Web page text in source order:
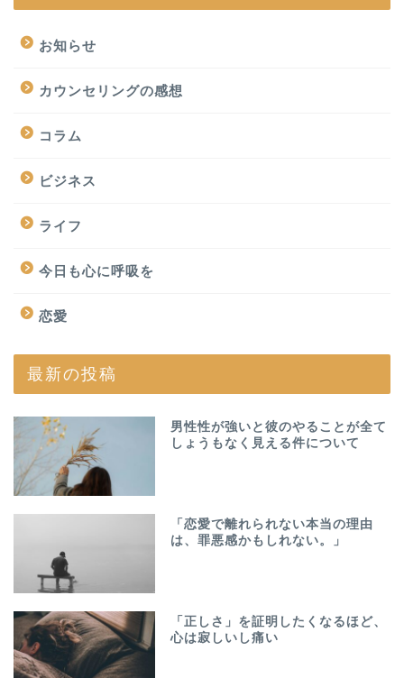
お知らせ
カウンセリングの感想
コラム
ビジネス
ライフ
今日も心に呼吸を
恋愛
最新の投稿
男性性が強いと彼のやることが全て
しょうもなく見える件について
「恋愛で離れられない本当の理由
は、罪悪感かもしれない。」
「正しさ」を証明したくなるほど、
心は寂しいし痛い